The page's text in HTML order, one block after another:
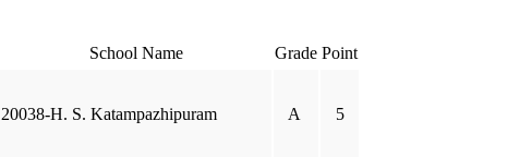
School Name Grade Point
20038-H. S. Katampazhipuram A 5